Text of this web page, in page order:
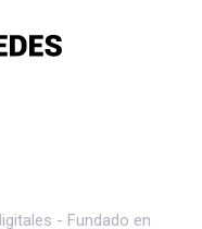
- Fundado en